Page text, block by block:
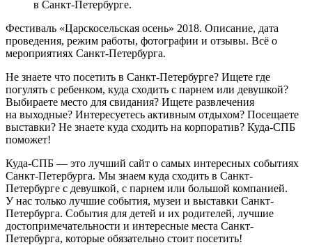
в Санкт-Петербурге.
Фестиваль «Царскосельская осень» 2018. Описание, дата
проведения, режим работы, фотографии и отзывы. Всё о
мероприятиях Санкт-Петербурга.
Не знаете что посетить в Санкт-Петербурге? Ищете где
погулять с ребенком, куда сходить с парнем или девушкой?
Выбираете место для свидания? Ищете развлечения
на выходные? Интересуетесь активным отдыхом? Посещаете
выставки? Не знаете куда сходить на корпоратив? Куда-СПБ
поможет!
Куда-СПБ — это лучший сайт о самых интересных событиях
Санкт-Петербурга. Мы знаем куда сходить в Санкт-
Петербурге с девушкой, с парнем или большой компанией.
У нас только лучшие события, музеи и выставки Санкт-
Петербурга. События для детей и их родителей, лучшие
достопримечательности и интересные места Санкт-
Петербурга, которые обязательно стоит посетить!